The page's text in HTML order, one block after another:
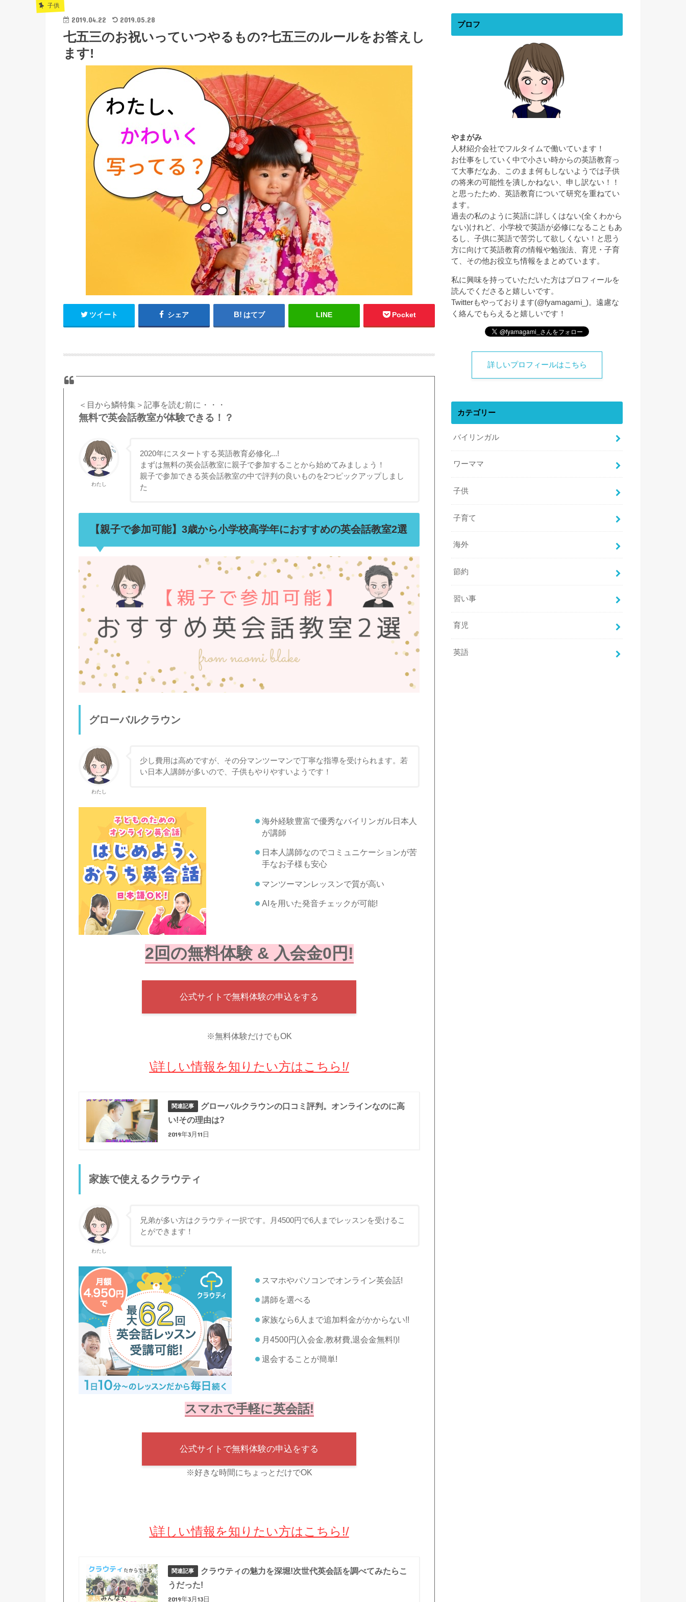
子供
2019.04.22 2019.05.28
七五三のお祝いっていつやるもの?七五三のルールをお答えし
ます!
ツイート シェア はてブ LINE Pocket
＜目から鱗特集＞記事を読む前に・・・
無料で英会話教室が体験できる！？
わたし
2020年にスタートする英語教育必修化...!
まずは無料の英会話教室に親子で参加することから始めてみましょう！
親子で参加できる英会話教室の中で評判の良いものを2つピックアップしまし
た
【親子で参加可能】3歳から小学校高学年におすすめの英会話教室2選
グローバルクラウン
わたし
少し費用は高めですが、その分マンツーマンで丁寧な指導を受けられます。若
い日本人講師が多いので、子供もやりやすいようです！
海外経験豊富で優秀なバイリンガル日本人
が講師
日本人講師なのでコミュニケーションが苦
手なお子様も安心
マンツーマンレッスンで質が高い
AIを用いた発音チェックが可能!
2回の無料体験 & 入会金0円!
公式サイトで無料体験の申込をする
※無料体験だけでもOK
\詳しい情報を知りたい方はこちら!/
グローバルクラウンの口コミ評判。オンラインなのに高
い!その理由は?
2019年3月11日
家族で使えるクラウティ
わたし
兄弟が多い方はクラウティ一択です。月4500円で6人までレッスンを受けるこ
とができます！
スマホやパソコンでオンライン英会話!
講師を選べる
家族なら6人まで追加料金がかからない!!
月4500円(入会金,教材費,退会金無料!)!
退会することが簡単!
スマホで手軽に英会話!
公式サイトで無料体験の申込をする
※好きな時間にちょっとだけでOK
\詳しい情報を知りたい方はこちら!/
クラウティの魅力を深堀!次世代英会話を調べてみたらこ
うだった!
2019年3月13日
プロフ
やまがみ
人材紹介会社でフルタイムで働いています！
お仕事をしていく中で小さい時からの英語教育っ
て大事だなあ、このまま何もしないようでは子供
の将来の可能性を潰しかねない、申し訳ない！！
と思ったため、英語教育について研究を重ねてい
ます。
過去の私のように英語に詳しくはない(全くわから
ない)けれど、小学校で英語が必修になることもあ
るし、子供に英語で苦労して欲しくない！と思う
方に向けて英語教育の情報や勉強法、育児・子育
て、その他お役立ち情報をまとめています。
私に興味を持っていただいた方はプロフィールを
読んでくださると嬉しいです。
Twitterもやっております(@fyamagami_)。遠慮な
く絡んでもらえると嬉しいです！
詳しいプロフィールはこちら
カテゴリー
バイリンガル
ワーママ
子供
子育て
海外
節約
習い事
育児
英語